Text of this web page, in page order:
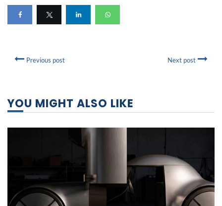
Previous post Next post
YOU MIGHT ALSO LIKE